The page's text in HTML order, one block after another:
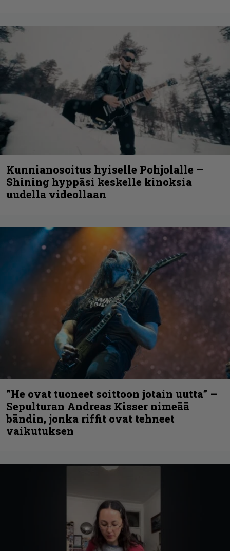
Kunnianosoitus hyiselle Pohjolalle –
Shining hyppäsi keskelle kinoksia
uudella videollaan
”He ovat tuoneet soittoon jotain uutta” –
Sepulturan Andreas Kisser nimeää
bändin, jonka riffit ovat tehneet
vaikutuksen